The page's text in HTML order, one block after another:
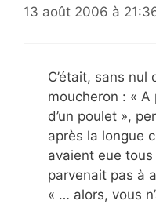
13 août 2006 à
C’était, sans
moucheron : «
d’un poulet »,
après la longue
avaient eue
parvenait pas à
« … alors, vous